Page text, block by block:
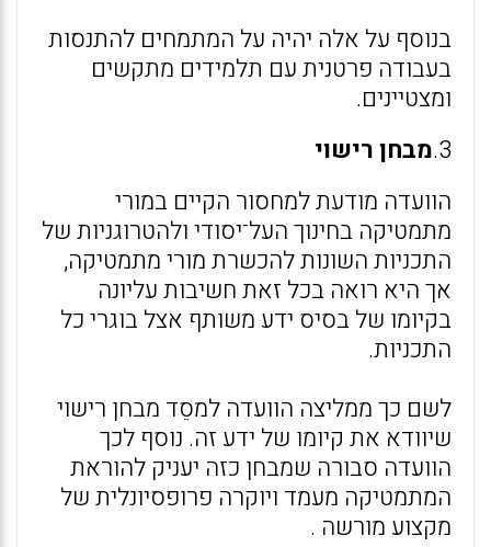
בנוסף על אלה יהיה על המתמחים להתנסות
בעבודה פרטנית עם תלמידים מתקשים
ומצטיינים.
3. מבחן רישוי
הוועדה מודעת למחסור הקיים במורי
מתמטיקה בחינוך העל־יסודי ולהטרוגניות של
התכניות השונות להכשרת מורי מתמטיקה,
אך היא רואה בכל זאת חשיבות עליונה
בקיומו של בסיס ידע משותף אצל בוגרי כל
התכניות.
לשם כך ממליצה הוועדה למסֵד מבחן רישוי
שיוודא את קיומו של ידע זה. נוסף לכך
הוועדה סבורה שמבחן כזה יעניק להוראת
המתמטיקה מעמד ויוקרה פרופסיונלית של
מקצוע מורשה .